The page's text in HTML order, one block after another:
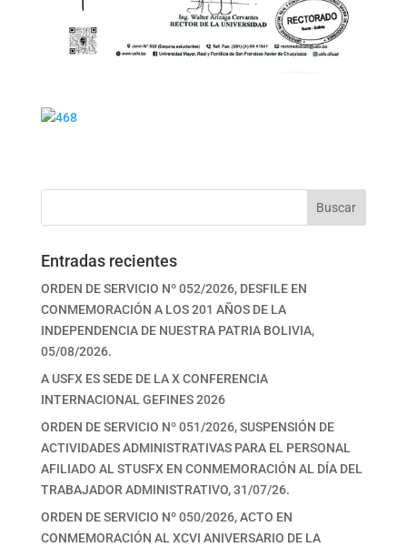
Buscar
Entradas recientes
ORDEN DE SERVICIO Nº 052/2026, DESFILE EN
CONMEMORACIÓN A LOS 201 AÑOS DE LA
INDEPENDENCIA DE NUESTRA PATRIA BOLIVIA,
05/08/2026.
A USFX ES SEDE DE LA X CONFERENCIA
INTERNACIONAL GEFINES 2026
ORDEN DE SERVICIO Nº 051/2026, SUSPENSIÓN DE
ACTIVIDADES ADMINISTRATIVAS PARA EL PERSONAL
AFILIADO AL STUSFX EN CONMEMORACIÓN AL DÍA DEL
TRABAJADOR ADMINISTRATIVO, 31/07/26.
ORDEN DE SERVICIO Nº 050/2026, ACTO EN
CONMEMORACIÓN AL XCVI ANIVERSARIO DE LA